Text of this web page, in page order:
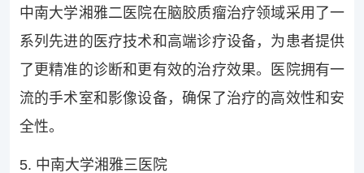
中南大学湘雅二医院在脑胶质瘤治疗领域采用了一
系列先进的医疗技术和高端诊疗设备，为患者提供
了更精准的诊断和更有效的治疗效果。医院拥有一
流的手术室和影像设备，确保了治疗的高效性和安
全性。
5. 中南大学湘雅三医院